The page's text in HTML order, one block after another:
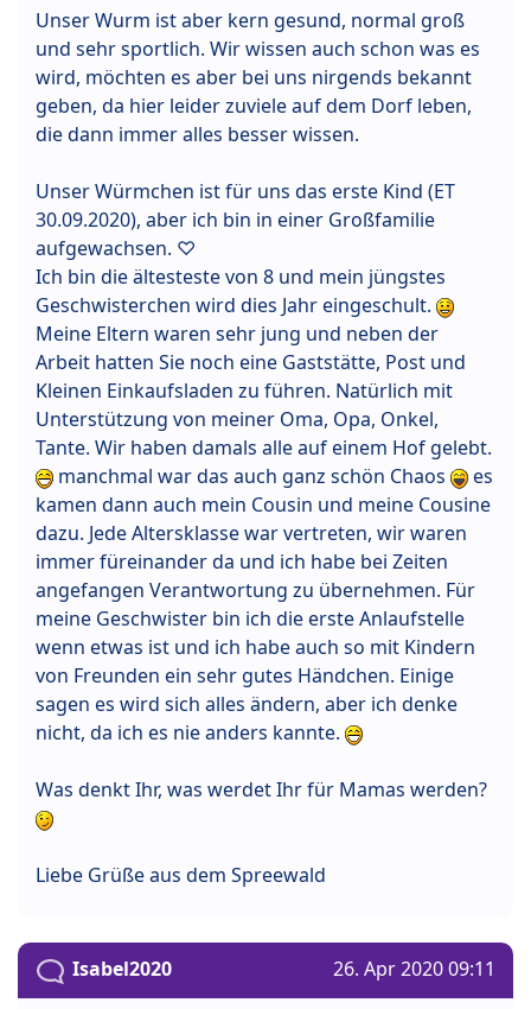
Unser Wurm ist aber kern gesund, normal groß
und sehr sportlich. Wir wissen auch schon was es
wird, möchten es aber bei uns nirgends bekannt
geben, da hier leider zuviele auf dem Dorf leben,
die dann immer alles besser wissen.
Unser Würmchen ist für uns das erste Kind (ET
30.09.2020), aber ich bin in einer Großfamilie
aufgewachsen. ♡
Ich bin die ältesteste von 8 und mein jüngstes
Geschwisterchen wird dies Jahr eingeschult.
Meine Eltern waren sehr jung und neben der
Arbeit hatten Sie noch eine Gaststätte, Post und
Kleinen Einkaufsladen zu führen. Natürlich mit
Unterstützung von meiner Oma, Opa, Onkel,
Tante. Wir haben damals alle auf einem Hof gelebt.
manchmal war das auch ganz schön Chaos
es
kamen dann auch mein Cousin und meine Cousine
dazu. Jede Altersklasse war vertreten, wir waren
immer füreinander da und ich habe bei Zeiten
angefangen Verantwortung zu übernehmen. Für
meine Geschwister bin ich die erste Anlaufstelle
wenn etwas ist und ich habe auch so mit Kindern
von Freunden ein sehr gutes Händchen. Einige
sagen es wird sich alles ändern, aber ich denke
nicht, da ich es nie anders kannte.
Was denkt Ihr, was werdet Ihr für Mamas werden?
Liebe Grüße aus dem Spreewald
Isabel2020 26. Apr 2020 09:11